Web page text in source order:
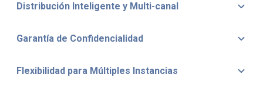
Distribución Inteligente y Multi-canal
Garantía de Confidencialidad
Flexibilidad para Múltiples Instancias